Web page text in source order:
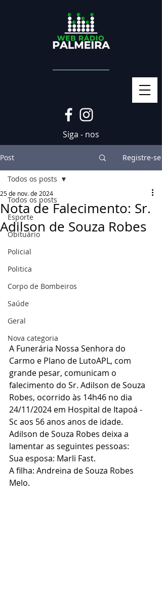
Siga - nos
Post Registre-se
Todos os posts
Esporte
Obituário
Policial
Politica
Corpo de Bombeiros
Saúde
Geral
Nova categoria
Todos os posts
Nota de Falecimento: Sr.
Adilson de Souza Robes
25 de nov. de 2024
A Funerária Nossa Senhora do
Carmo e Plano de LutoAPL, com
grande pesar, comunicam o
falecimento do Sr. Adilson de Souza
Robes, ocorrido às 14h46 no dia
24/11/2024 em Hospital de Itapoá -
Sc aos 56 anos anos de idade.
Adilson de Souza Robes deixa a
lamentar as seguintes pessoas:
Sua esposa: Marli Fast.
A filha: Andreina de Souza Robes
Melo.